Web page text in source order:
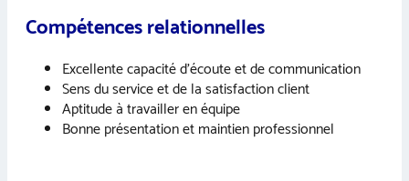
Compétences relationnelles
Excellente capacité d’écoute et de communication
Sens du service et de la satisfaction client
Aptitude à travailler en équipe
Bonne présentation et maintien professionnel